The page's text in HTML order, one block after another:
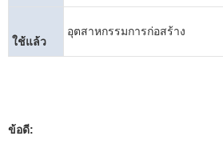
ใช้แล้ว
อุตสาหกรรมการก่อสร้าง
ข้อดี: